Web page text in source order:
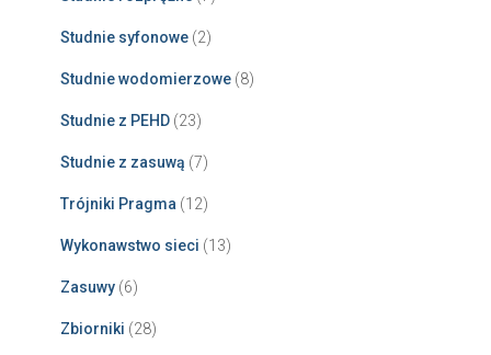
Studnie syfonowe (2)
Studnie wodomierzowe (8)
Studnie z PEHD (23)
Studnie z zasuwą (7)
Trójniki Pragma (12)
Wykonawstwo sieci (13)
Zasuwy (6)
Zbiorniki (28)